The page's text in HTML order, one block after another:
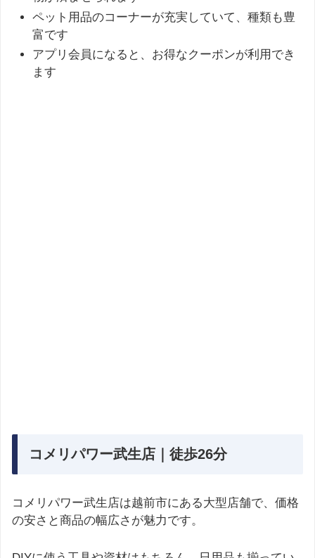
ペット用品のコーナーが充実していて、種類も豊
富です
アプリ会員になると、お得なクーポンが利用でき
ます
コメリパワー武生店｜徒歩26分
コメリパワー武生店は越前市にある大型店舗で、価格
の安さと商品の幅広さが魅力です。